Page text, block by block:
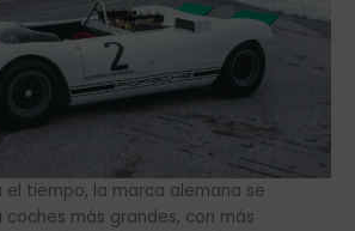
el tiempo, la marca alemana se
más grandes, con más